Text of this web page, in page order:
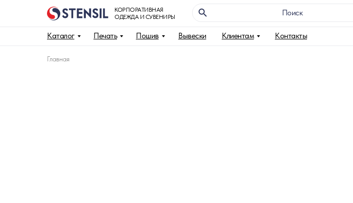
Главная
Клиентам
Пошив Контакты
Вывески
Печать
Каталог
Поискㅤㅤㅤㅤㅤㅤㅤㅤㅤㅤㅤㅤㅤㅤㅤㅤ
КОРПОРАТИВНАЯ
ОДЕЖДА И СУВЕНИРЫ